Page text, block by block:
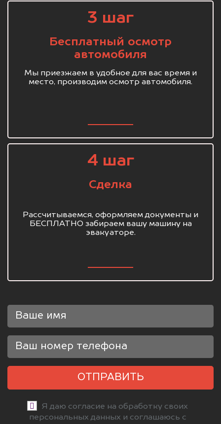
3 шаг
Бесплатный осмотр
автомобиля
Мы приезжаем в удобное для вас время и
место, производим осмотр автомобиля.
4 шаг
Сделка
Рассчитываемся, оформляем документы и
БЕСПЛАТНО забираем вашу машину на
эвакуаторе.
ОТПРАВИТЬ
Я даю согласие на обработку своих
персональных данных и соглашаюсь с